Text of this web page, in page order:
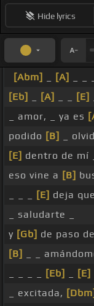
Hide lyrics
[Abm] [A]
[Eb]
[A] [E]
_ amor, _ ya es
podido [B]
_
[E] dentro de mí
eso vine a [B]
[E] deja
_ saludarte _
y [Gb] de paso
[B]
_ _
[Eb] [E]
_ excitada, [Dbm]